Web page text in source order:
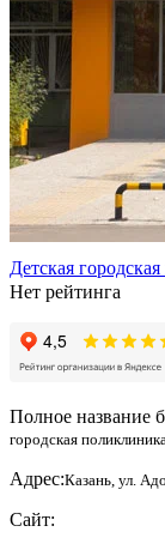
Детская
Нет рейтинга
Полное название
городская
Адрес:Казань, ул.
Сайт: